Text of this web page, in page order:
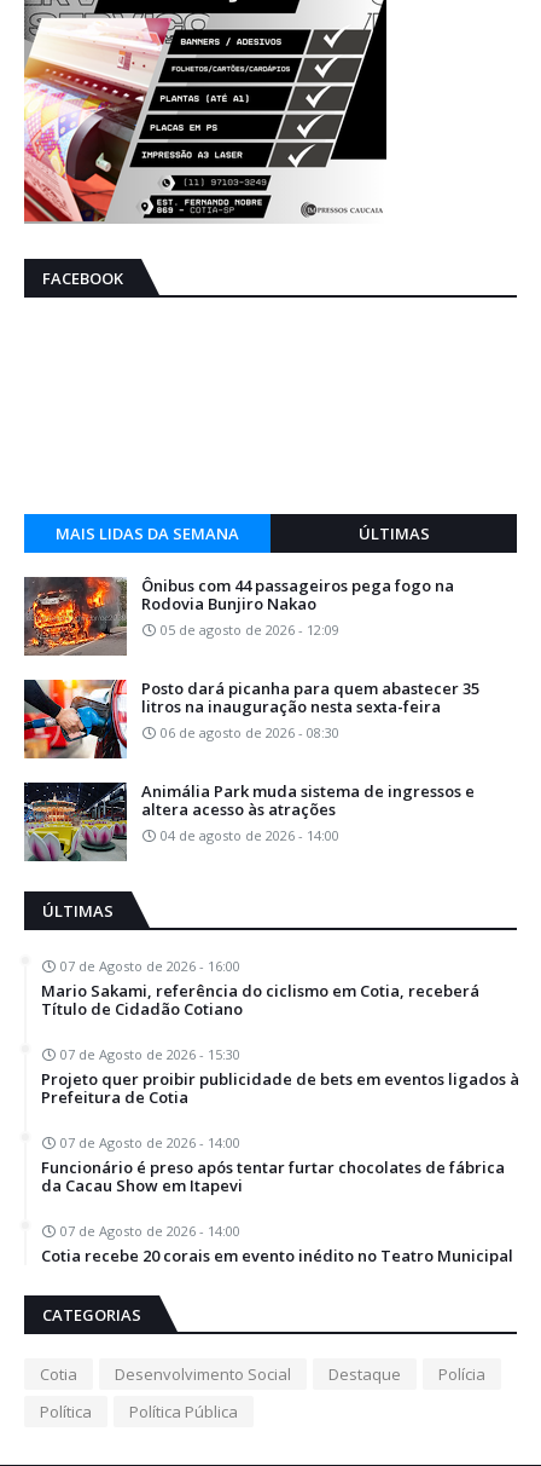
FACEBOOK
MAIS LIDAS DA SEMANA ÚLTIMAS
Ônibus com 44 passageiros pega fogo na
Rodovia Bunjiro Nakao
05 de agosto de 2026 - 12:09
Posto dará picanha para quem abastecer 35
litros na inauguração nesta sexta-feira
06 de agosto de 2026 - 08:30
Animália Park muda sistema de ingressos e
altera acesso às atrações
04 de agosto de 2026 - 14:00
ÚLTIMAS
07 de Agosto de 2026 - 16:00
Mario Sakami, referência do ciclismo em Cotia, receberá
Título de Cidadão Cotiano
07 de Agosto de 2026 - 15:30
Projeto quer proibir publicidade de bets em eventos ligados à
Prefeitura de Cotia
07 de Agosto de 2026 - 14:00
Funcionário é preso após tentar furtar chocolates de fábrica
da Cacau Show em Itapevi
07 de Agosto de 2026 - 14:00
Cotia recebe 20 corais em evento inédito no Teatro Municipal
CATEGORIAS
Cotia Desenvolvimento Social Destaque
Polícia
Política
Política Pública